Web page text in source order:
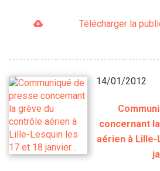
Télécharger la
14/01/2012
concernant
aérien à Lille-